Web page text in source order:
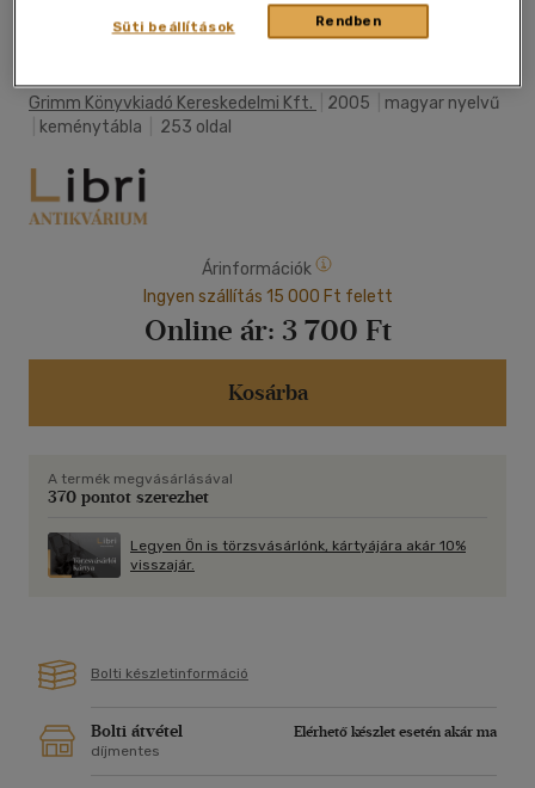
Grimm Könyvkiadó Kereskedelmi Kft. 2005
magyar nyelvű
keménytábla 253 oldal
Árinformációk
Ingyen szállítás 15 000 Ft felett
Online ár: 3 700 Ft
Kosárba
A termék megvásárlásával
370 pontot szerezhet
Legyen Ön is törzsvásárlónk, kártyájára akár 10%
visszajár.
Bolti készletinformáció
Bolti átvétel
Elérhető készlet esetén akár ma
díjmentes
Rendben
Süti beállítások